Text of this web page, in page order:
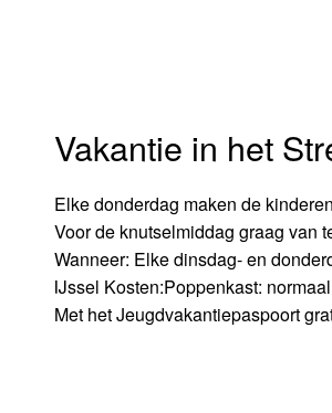
Vakantie in het
Elke donderdag maken de
Voor de knutselmiddag graag van
Wanneer: Elke dinsdag- en
IJssel Kosten:Poppenkast:
Met het Jeugdvakantiepaspoort